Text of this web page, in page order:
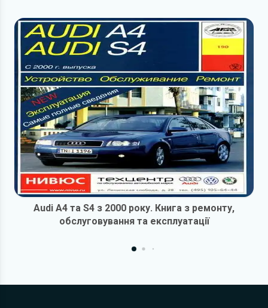
Audi A4 та S4 з 2000 року. Книга з ремонту,
обслуговування та експлуатації